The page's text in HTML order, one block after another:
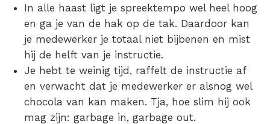
In alle haast ligt je spreektempo wel heel hoog
en ga je van de hak op de tak. Daardoor kan
je medewerker je totaal niet bijbenen en mist
hij de helft van je instructie.
Je hebt te weinig tijd, raffelt de instructie af
en verwacht dat je medewerker er alsnog wel
chocola van kan maken. Tja, hoe slim hij ook
mag zijn: garbage in, garbage out.